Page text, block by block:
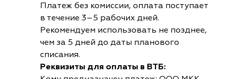
Платеж без комиссии, оплата поступает
в течение 3–5 рабочих дней.
Рекомендуем использовать не позднее,
чем за 5 дней до даты планового
списания.
Реквизиты для оплаты в ВТБ: